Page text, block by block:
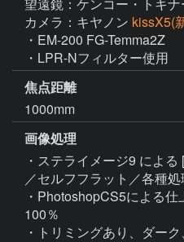
望遠鏡：ケンコー・トキナ
カメラ：キヤノン kissX5(
・EM-200 FG-Temma2Z
・LPR-Nフィルター使用
焦点距離
1000mm
画像処理
・ステライメージ9 によ
／セルフフラット／各種処
・PhotoshopCS5による
100％
・トリミングあり、ダー